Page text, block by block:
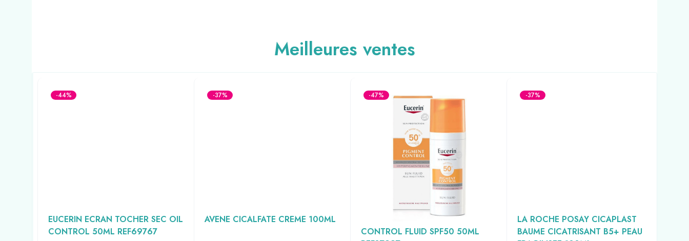
Meilleures ventes
-44%
EUCERIN ECRAN TOCHER SEC OIL
CONTROL 50ML REF69767
-37%
AVENE CICALFATE CREME 100ML
-47%
EUCERIN ECRAN PIGMENT
CONTROL FLUID SPF50 50ML
-37%
LA ROCHE POSAY CICAPLAST
BAUME CICATRISANT B5+ PEAU